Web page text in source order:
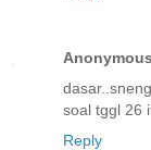
Anonymous
soal tggl 26
Reply